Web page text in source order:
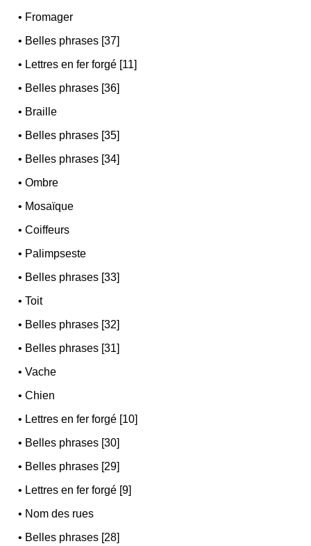
• Fromager
• Belles phrases [37]
• Lettres en fer forgé [11]
• Belles phrases [36]
• Braille
• Belles phrases [35]
• Belles phrases [34]
•Ombre
• Mosaïque
•Coiffeurs
• Palimpseste
• Belles phrases [33]
•Toit
• Belles phrases [32]
• Belles phrases [31]
•Vache
•Chien
• Lettres en fer forgé [10]
• Belles phrases [30]
• Belles phrases [29]
• Lettres en fer forgé [9]
• Nom des rues
• Belles phrases [28]